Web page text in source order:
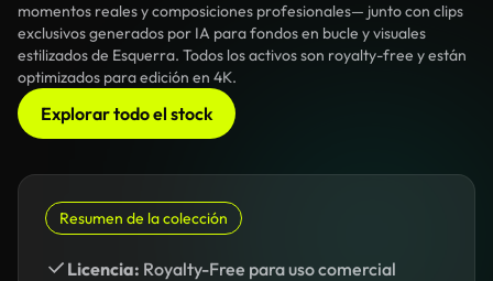
momentos reales y composiciones profesionales— junto con clips
exclusivos generados por IA para fondos en bucle y visuales
estilizados de Esquerra. Todos los activos son royalty-free y están
optimizados para edición en 4K.
Explorar todo el stock
Resumen de la colección
Licencia: Royalty-Free para uso comercial